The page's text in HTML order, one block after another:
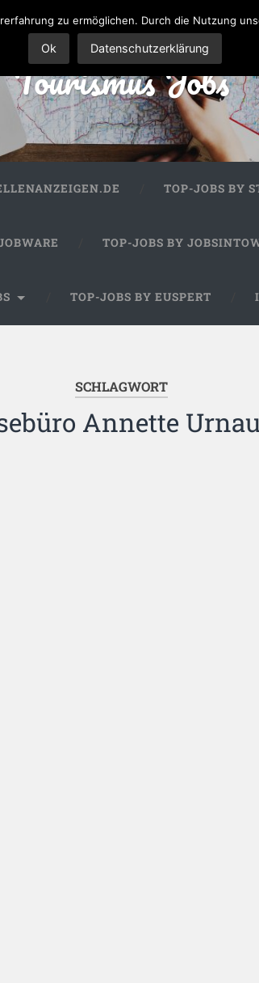
Tourismus Jobs
TOP-JOBS BY
TOP-JOBS BY
TOP-JOBS BY EUSPERT
SCHLAGWORT
Annette
zu ermöglichen. Durch die Nutzung
Ok Datenschutzerklärung